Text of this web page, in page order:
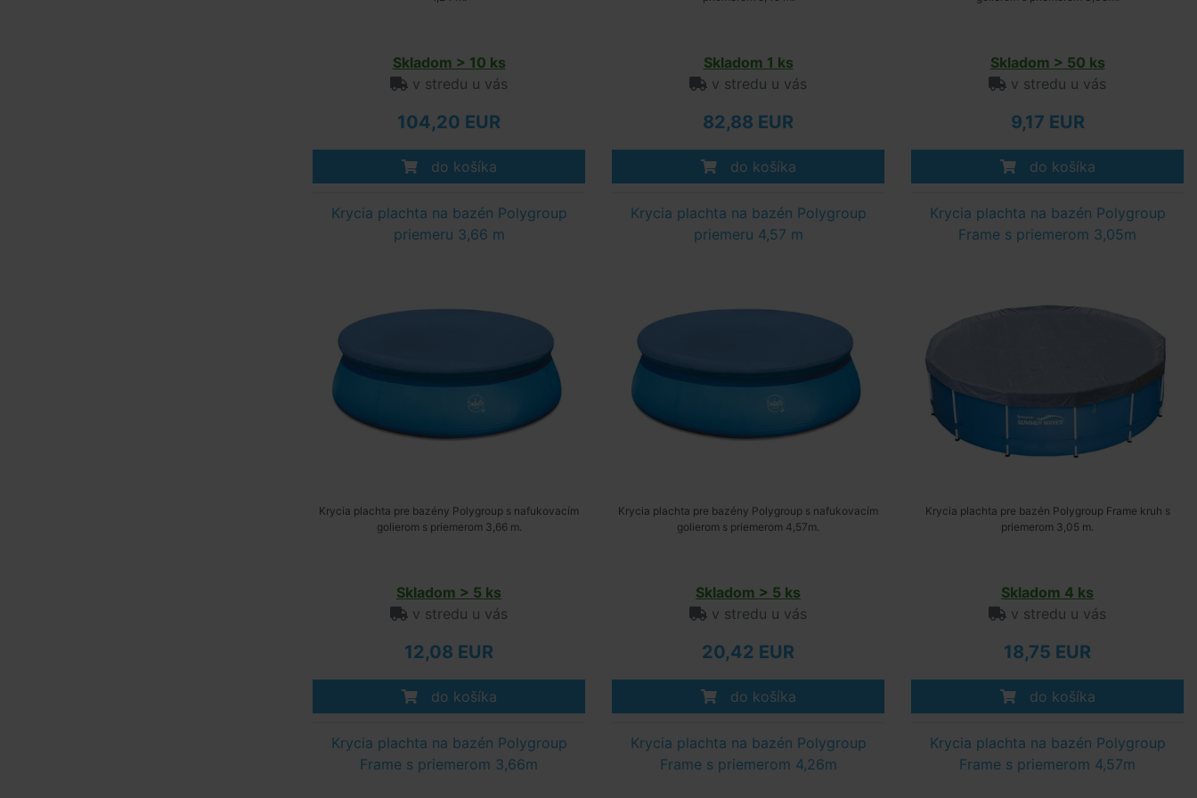
Skladom > 10 ks
v stredu u vás
104,20 EUR
do košíka
Skladom 1 ks
v stredu u vás
82,88 EUR
do košíka
Skladom > 50 ks
v stredu u vás
9,17 EUR
do košíka
Krycia plachta na bazén Polygroup
priemeru 3,66 m
Krycia plachta pre bazény Polygroup s nafukovacím
golierom s priemerom 3,66 m.
Skladom > 5 ks
v stredu u vás
12,08 EUR
do košíka
Krycia plachta na bazén Polygroup
priemeru 4,57 m
Krycia plachta pre bazény Polygroup s nafukovacím
golierom s priemerom 4,57m.
Skladom > 5 ks
v stredu u vás
20,42 EUR
do košíka
Krycia plachta na bazén Polygroup
Frame s priemerom 3,05m
Krycia plachta pre bazén Polygroup Frame kruh s
priemerom 3,05 m.
Skladom 4 ks
v stredu u vás
18,75 EUR
do košíka
Krycia plachta na bazén Polygroup
Frame s priemerom 3,66m
Krycia plachta na bazén Polygroup
Frame s priemerom 4,26m
Krycia plachta na bazén Polygroup
Frame s priemerom 4,57m